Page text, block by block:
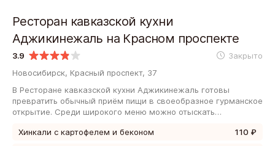
3.9 Закрыто
Ресторан кавказской кухни
Аджикинежаль на Красном проспекте
Новосибирск, Красный проспект, 37
В Ресторане кавказской кухни Аджикинежаль готовы
превратить обычный приём пищи в своеобразное гурманское
открытие. Среди широкого меню можно отыскать
Хинкали с картофелем и беконом 110 ₽